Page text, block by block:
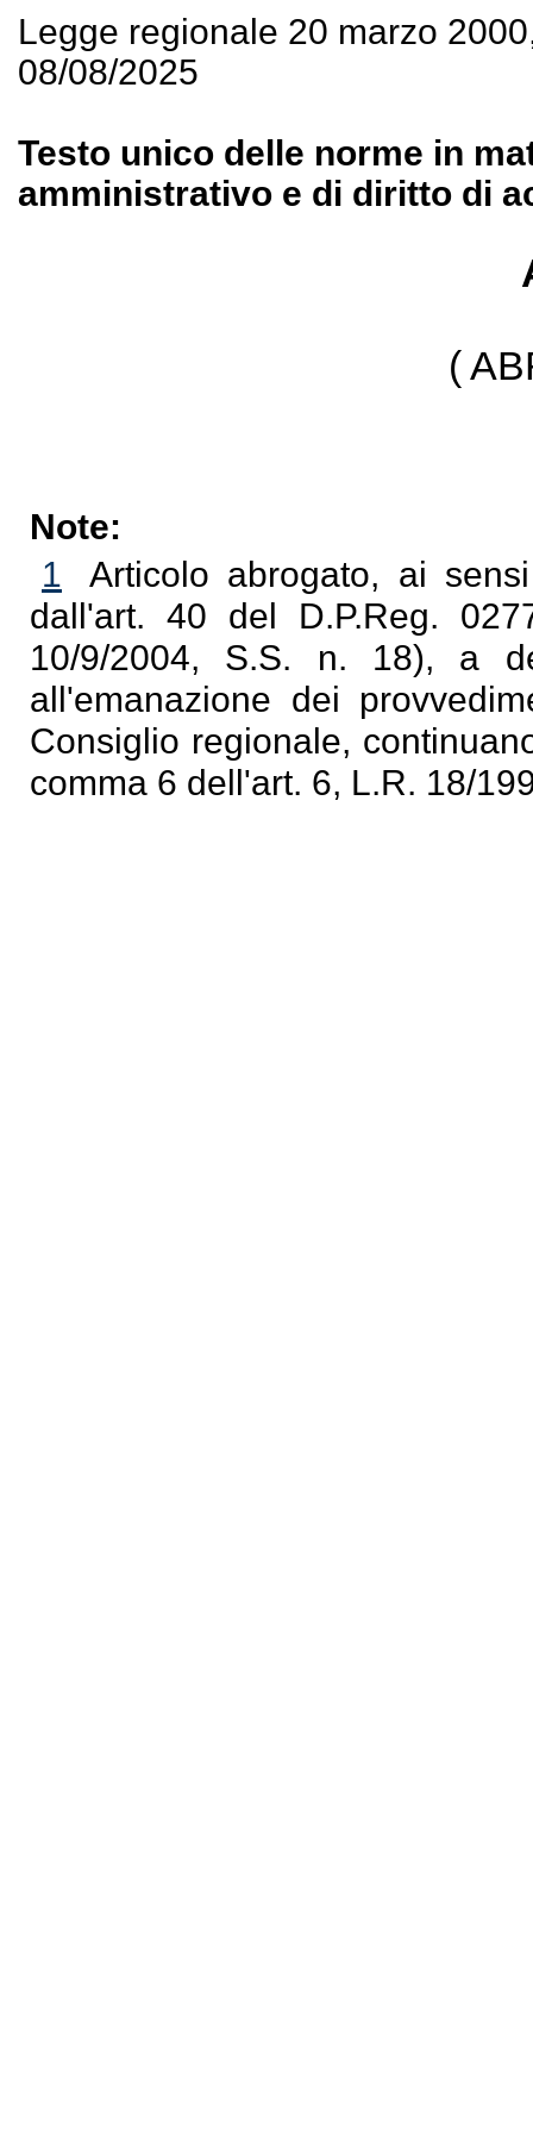
Legge regionale 20 marzo
08/08/2025
Testo unico delle norme in
amministrativo e di diritto di
(
Note:
1
Articolo abrogato, ai
dall'art. 40 del D.P.Reg.
10/9/2004, S.S. n. 18), a
all'emanazione dei
Consiglio regionale,
comma 6 dell'art. 6, L.R. 18/